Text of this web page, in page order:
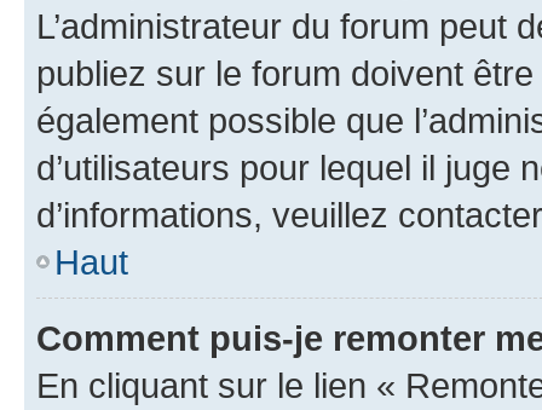
L’administrateur du forum peut
publiez sur le forum doivent
également possible que
d’utilisateurs pour lequel il juge
d’informations, veuillez
Haut
Comment puis-je remonter
En cliquant sur le lien «